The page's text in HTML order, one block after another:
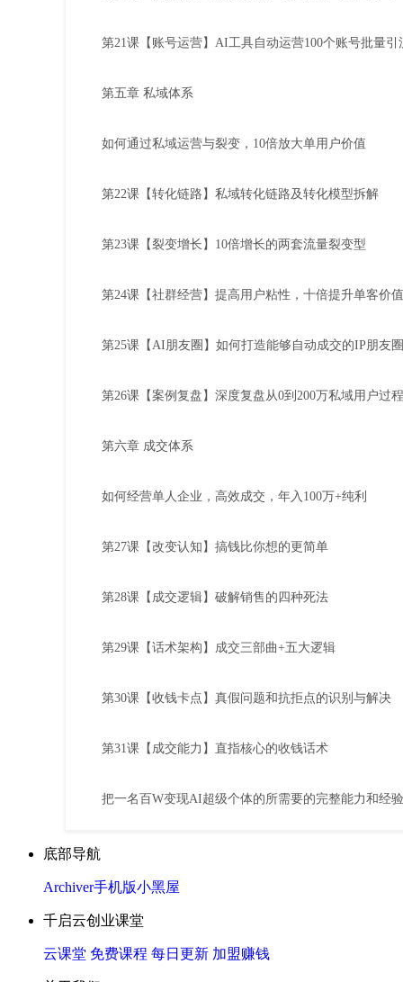
第21课【账号运营】AI工具自动运营100个账号批量引
第五章 私域体系
如何通过私域运营与裂变，10倍放大单用户价值
第22课【转化链路】私域转化链路及转化模型拆解
第23课【裂变增长】10倍增长的两套流量裂变型
第24课【社群经营】提高用户粘性，十倍提升单客价值
第25课【AI朋友圈】如何打造能够自动成交的IP朋友圈
第26课【案例复盘】深度复盘从0到200万私域用户过程
第六章 成交体系
如何经营单人企业，高效成交，年入100万+纯利
第27课【改变认知】搞钱比你想的更简单
第28课【成交逻辑】破解销售的四种死法
第29课【话术架构】成交三部曲+五大逻辑
第30课【收钱卡点】真假问题和抗拒点的识别与解决
第31课【成交能力】直指核心的收钱话术
把一名百W变现AI超级个体的所需要的完整能力和经
底部导航
Archiver手机版小黑屋
千启云创业课堂
云课堂 免费课程 每日更新 加盟赚钱